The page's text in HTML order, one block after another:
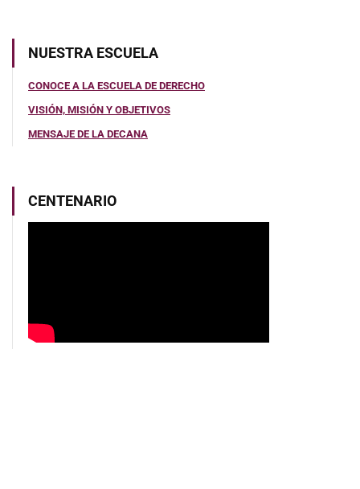
NUESTRA ESCUELA
CONOCE A LA ESCUELA DE DERECHO
VISIÓN, MISIÓN Y OBJETIVOS
MENSAJE DE LA DECANA
CENTENARIO